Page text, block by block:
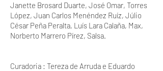
Janette Brosard Duarte, José Omar, Torres
López, Juan Carlos Menéndez Ruíz, Júlio
César Peña Peralta, Luís Lara Calaña, Max,
Norberto Marrero Pírez, Salsa.
Curadoria : Tereza de Arruda e Eduardo